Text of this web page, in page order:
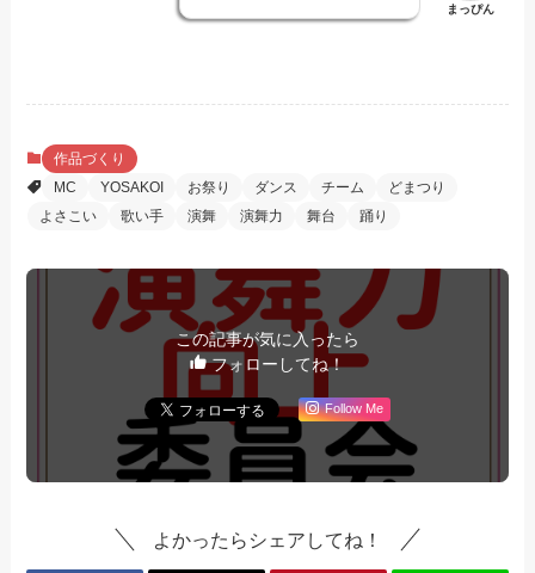
まっぴん
作品づくり
MC
YOSAKOI お祭り ダンス チーム
どまつり
よさこい
歌い手 演舞 演舞力 舞台 踊り
この記事が気に入ったら
フォローしてね！
Follow Me
よかったらシェアしてね！